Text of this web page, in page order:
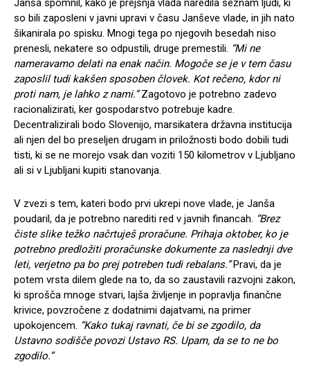
Janša spomnil, kako je prejšnja vlada naredila seznam ljudi, ki
so bili zaposleni v javni upravi v času Janševe vlade, in jih nato
šikanirala po spisku. Mnogi tega po njegovih besedah niso
prenesli, nekatere so odpustili, druge premestili. “Mi ne
nameravamo delati na enak način. Mogoče se je v tem času
zaposlil tudi kakšen sposoben človek. Kot rečeno, kdor ni
proti nam, je lahko z nami.”Zagotovo je potrebno zadevo
racionalizirati, ker gospodarstvo potrebuje kadre.
Decentralizirali bodo Slovenijo, marsikatera državna institucija
ali njen del bo preseljen drugam in priložnosti bodo dobili tudi
tisti, ki se ne morejo vsak dan voziti 150 kilometrov v Ljubljano
ali si v Ljubljani kupiti stanovanja.
V zvezi s tem, kateri bodo prvi ukrepi nove vlade, je Janša
poudaril, da je potrebno narediti red v javnih financah. “Brez
čiste slike težko načrtuješ proračune. Prihaja oktober, ko je
potrebno predložiti proračunske dokumente za naslednji dve
leti, verjetno pa bo prej potreben tudi rebalans.”Pravi, da je
potem vrsta dilem glede na to, da so zaustavili razvojni zakon,
ki sprošča mnoge stvari, lajša življenje in popravlja finančne
krivice, povzročene z dodatnimi dajatvami, na primer
upokojencem. “Kako tukaj ravnati, če bi se zgodilo, da
Ustavno sodišče povozi Ustavo RS. Upam, da se to ne bo
zgodilo.”